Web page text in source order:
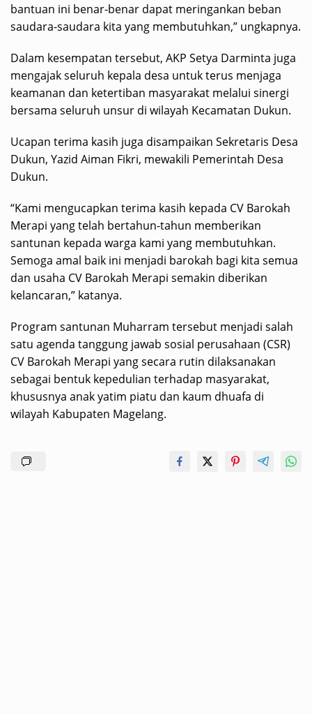
bantuan ini benar-benar dapat meringankan beban
saudara-saudara kita yang membutuhkan,” ungkapnya.
Dalam kesempatan tersebut, AKP Setya Darminta juga
mengajak seluruh kepala desa untuk terus menjaga
keamanan dan ketertiban masyarakat melalui sinergi
bersama seluruh unsur di wilayah Kecamatan Dukun.
Ucapan terima kasih juga disampaikan Sekretaris Desa
Dukun, Yazid Aiman Fikri, mewakili Pemerintah Desa
Dukun.
“Kami mengucapkan terima kasih kepada CV Barokah
Merapi yang telah bertahun-tahun memberikan
santunan kepada warga kami yang membutuhkan.
Semoga amal baik ini menjadi barokah bagi kita semua
dan usaha CV Barokah Merapi semakin diberikan
kelancaran,” katanya.
Program santunan Muharram tersebut menjadi salah
satu agenda tanggung jawab sosial perusahaan (CSR)
CV Barokah Merapi yang secara rutin dilaksanakan
sebagai bentuk kepedulian terhadap masyarakat,
khususnya anak yatim piatu dan kaum dhuafa di
wilayah Kabupaten Magelang.